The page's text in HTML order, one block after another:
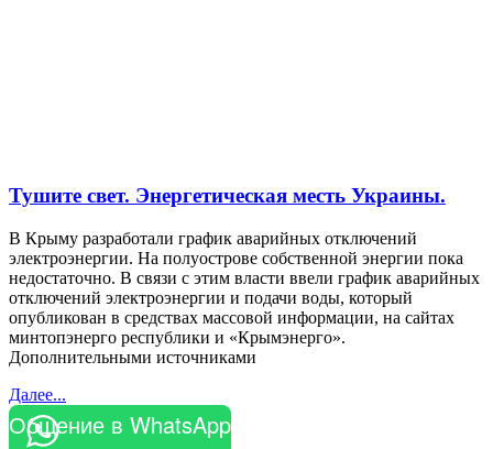
Тушите свет. Энергетическая месть Украины.
В Крыму разработали график аварийных отключений
электроэнергии. На полуострове собственной энергии пока
недостаточно. В связи с этим власти ввели график аварийных
отключений электроэнергии и подачи воды, который
опубликован в средствах массовой информации, на сайтах
минтопэнерго республики и «Крымэнерго».
Дополнительными источниками
Далее...
Общение в WhatsApp